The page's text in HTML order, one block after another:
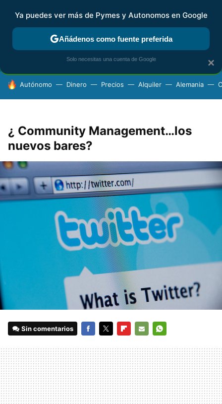
FISCALIDAD Y CONTABILIDAD KIT DIGITAL RENTA
HOY SE HABLA DE
Autónomo Dinero Precios Alquiler Alemania
¿ Community Management…los
nuevos bares?
Sin comentarios
MAIL
×
Ya puedes ver más de Pymes y Autonomos en Google
Añádenos como fuente preferida
Solo necesitas una cuenta de Google